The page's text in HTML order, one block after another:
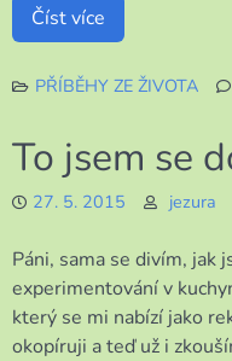
Číst více
PŘÍBĚHY ZE ŽIVOTA
To jsem se
27. 5. 2015 jezura
Páni, sama se divím, jak
experimentování v
který se mi nabízí jako
okopíruji a teď už i